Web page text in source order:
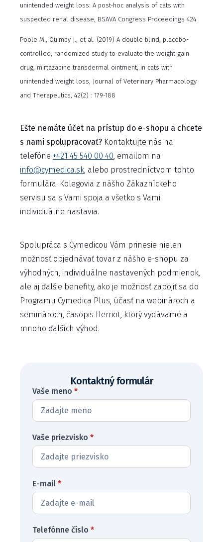
unintended weight loss: A post-hoc analysis of cats with
suspected renal disease, BSAVA Congress Proceedings 424
Poole M., Quimby J., et al. (2019) A double blind, placebo-
controlled, randomized study to evaluate the weight gain
drug, mirtazapine transdermal ointment, in cats with
unintended weight loss, Journal of Veterinary Pharmacology
and Therapeutics, 42(2) : 179-188
Ešte nemáte účet na prístup do e-shopu a chcete
s nami spolupracovať? Kontaktujte nás na
telefóne +421 45 540 00 40, emailom na
info@cymedica.sk, alebo prostredníctvom tohto
formulára. Kolegovia z nášho Zákazníckeho
servisu sa s Vami spoja a všetko s Vami
individuálne nastavia.
Spolupráca s Cymedicou Vám prinesie nielen
možnosť objednávať tovar z nášho e-shopu za
výhodných, individuálne nastavených podmienok,
ale aj ďalšie benefity, ako je možnosť zapojiť sa do
Programu Cymedica Plus, účasť na webinároch a
seminároch, časopis Herriot, ktorý vydávame a
mnoho ďalších výhod.
Kontaktný formulár
Vaše meno *
Vaše priezvisko *
E-mail *
Telefónne číslo *